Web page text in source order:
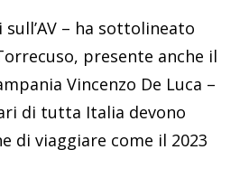
– ha sottolineato
presente anche il
Vincenzo De Luca –
di tutta Italia devono
di viaggiare come il 2023